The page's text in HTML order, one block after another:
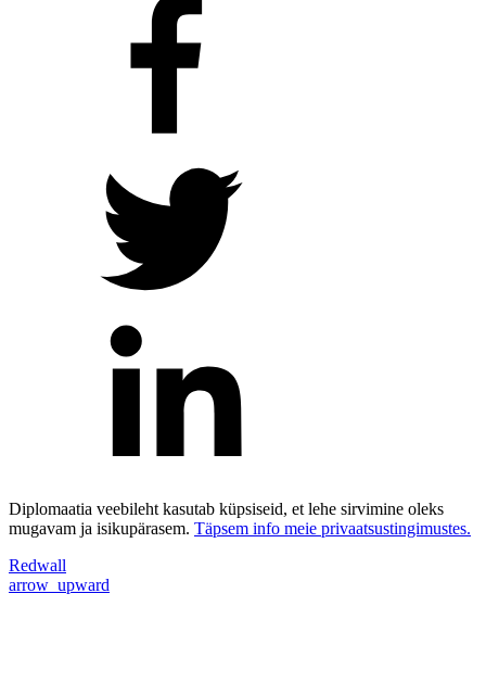
Diplomaatia veebileht kasutab küpsiseid, et lehe sirvimine oleks
mugavam ja isikupärasem. Täpsem info meie privaatsustingimustes.
Redwall
arrow_upward